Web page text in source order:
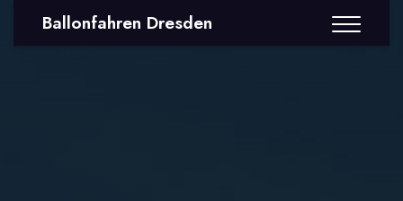
Ballonfahren Dresden